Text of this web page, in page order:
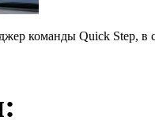
команды Quick Step, в